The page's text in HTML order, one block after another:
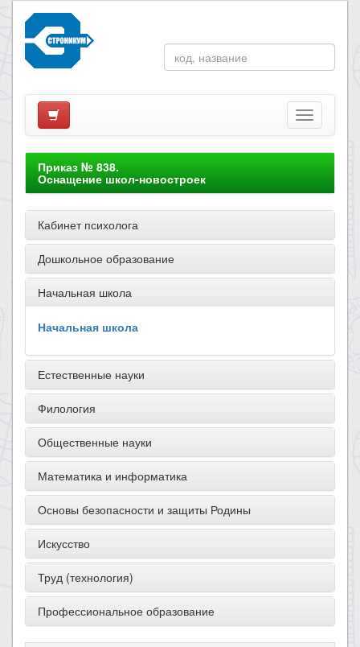
Приказ № 838.
Оснащение школ-новостроек
Кабинет психолога
Дошкольное образование
Начальная школа
Начальная школа
Естественные науки
Филология
Общественные науки
Математика и информатика
Основы безопасности и защиты Родины
Искусство
Труд (технология)
Профессиональное образование